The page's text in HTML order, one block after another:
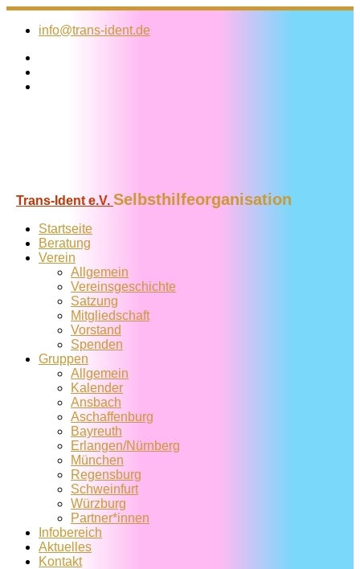
Zum
Inhalt
info@trans-ident.de
Trans-Ident e.V. Selbsthilfeorganisation
Startseite
Beratung
Verein
Allgemein
Vereins­geschichte
Satzung
Mitglied­schaft
Vorstand
Spenden
Gruppen
Allgemein
Kalender
Ansbach
Aschaffenburg
Bayreuth
Erlangen/Nürnberg
München
Regensburg
Schweinfurt
Würzburg
Partner*innen
Infobereich
Aktuelles
Kontakt